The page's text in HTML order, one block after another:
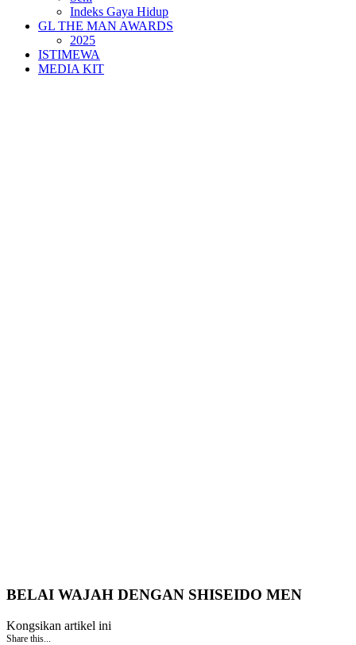
Indeks Gaya Hidup
GL THE MAN AWARDS
2025
ISTIMEWA
MEDIA KIT
BELAI WAJAH DENGAN SHISEIDO MEN
Kongsikan artikel ini
Share this...